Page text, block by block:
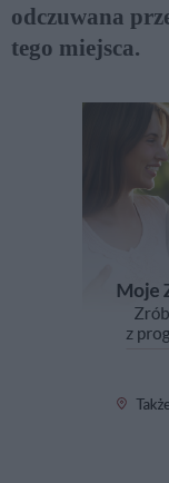
odczuwana
tego miejsca.